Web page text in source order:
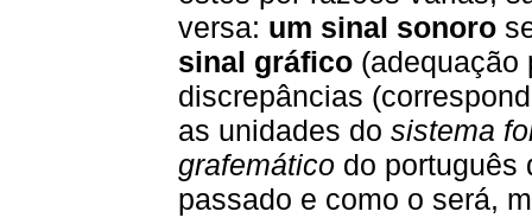
versa: um sinal sonoro
sinal gráfico (adequação
discrepâncias
as unidades do sistema
grafemático do português
passado e como o será,